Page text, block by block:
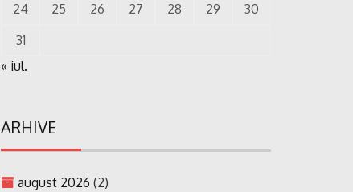
24
25 26 27 28 29
30
31
« iul.
ARHIVE
august 2026 (2)